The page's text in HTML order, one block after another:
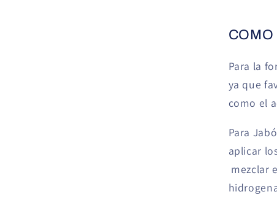
COMO
Para la
ya que
como el
Para
aplicar
mezclar